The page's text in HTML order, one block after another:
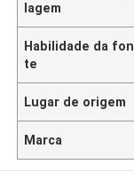
lagem
Habilidade da fon
te
Lugar de origem
Marca